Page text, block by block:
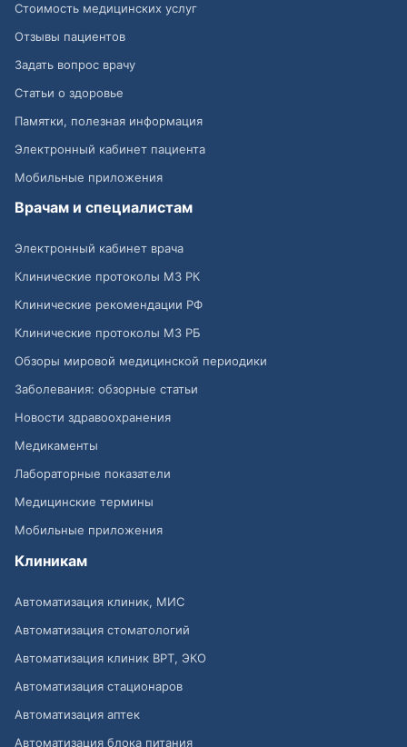
Стоимость медицинских услуг
Отзывы пациентов
Задать вопрос врачу
Статьи о здоровье
Памятки, полезная информация
Электронный кабинет пациента
Мобильные приложения
Врачам и специалистам
Электронный кабинет врача
Клинические протоколы МЗ РК
Клинические рекомендации РФ
Клинические протоколы МЗ РБ
Обзоры мировой медицинской периодики
Заболевания: обзорные статьи
Новости здравоохранения
Медикаменты
Лабораторные показатели
Медицинские термины
Мобильные приложения
Клиникам
Автоматизация клиник, МИС
Автоматизация стоматологий
Автоматизация клиник ВРТ, ЭКО
Автоматизация стационаров
Автоматизация аптек
Автоматизация блока питания